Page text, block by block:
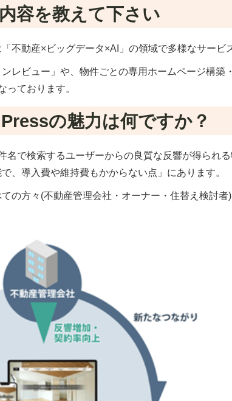
容を教えて下さい
不動産×ビッグデータ×AI」の領域で多様なサービ
レビュー」や、物件ごとの専用ホームページ構築
っております。
の魅力は何ですか？
名で検索するユーザーからの良質な反響が得られ
、導入費や維持費もかからない点」にあります。
の方々(不動産管理会社・オーナー・住替え検討者